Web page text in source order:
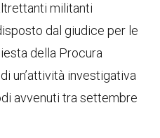
militanti
dal giudice per le
della Procura
un’attività investigativa
avvenuti tra settembre